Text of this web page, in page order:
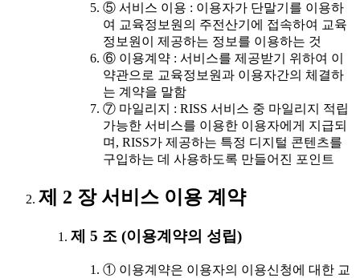
⑤ 서비스 이용 : 이용자가 단말기를 이용하
여 교육정보원의 주전산기에 접속하여 교육
정보원이 제공하는 정보를 이용하는 것
⑥ 이용계약 : 서비스를 제공받기 위하여 이
약관으로 교육정보원과 이용자간의 체결하
는 계약을 말함
⑦ 마일리지 : RISS 서비스 중 마일리지 적립
가능한 서비스를 이용한 이용자에게 지급되
며, RISS가 제공하는 특정 디지털 콘텐츠를
구입하는 데 사용하도록 만들어진 포인트
제 2 장 서비스 이용 계약
제 5 조 (이용계약의 성립)
① 이용계약은 이용자의 이용신청에 대한 교